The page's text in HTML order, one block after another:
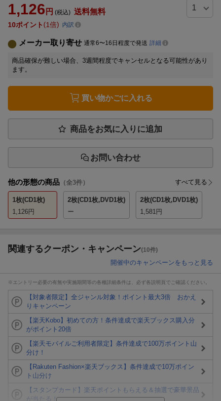
1,126 円 (税込) 送料無料
10ポイント 1倍 内訳
メーカー取り寄せ 通常6〜16日程度で発送 詳細
商品確保が難しい場合、3週間程度でキャンセルとなる可能性があり
ます。
買い物かごに入れる
商品をお気に入りに追加
お問い合わせ
他の形態の商品 （全3件） すべて見る
1枚(CD1枚)
1,126円
2枚(CD1枚,DVD1枚)
ー
2枚(CD1枚,DVD1枚)
1,581円
関連するクーポン・キャンペーン(10件)
開催中のキャンペーンをもっと見る
※エントリー必要の有無や実施期間等の各種詳細条件は、必ず各説明頁でご確認ください。
【対象者限定】全ジャンル対象！ポイント最大3倍 おかえ
りキャンペーン
【楽天Kobo】初めての方！条件達成で楽天ブックス購入分
がポイント20倍
【楽天モバイルご利用者限定】条件達成で100万ポイント山
分け！
【Rakuten Fashion×楽天ブックス】条件達成で10万ポイン
ト山分け
【スタンプカード】楽天ポイントもらえる＆抽選で豪華景品
が当たる！